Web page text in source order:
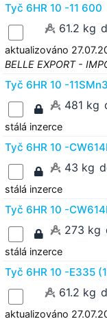
Tyč 6HR 10 -11 600
61.2 kg
aktualizováno
BELLE EXPORT -
Tyč 6HR 10 -
481 kg
stálá inzerce
Tyč 6HR 10 -
43 kg
stálá inzerce
Tyč 6HR 10 -
273 kg
stálá inzerce
Tyč 6HR 10 -E335
61.2 kg
aktualizováno